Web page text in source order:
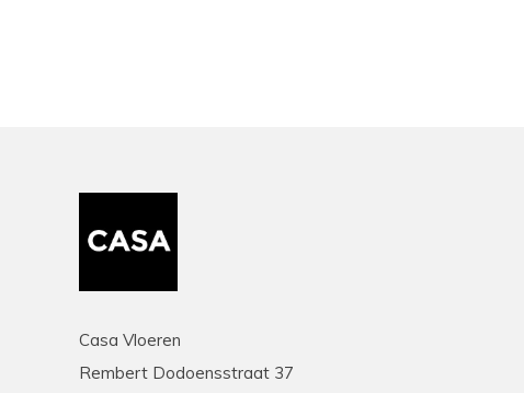
Casa Vloeren
Rembert Dodoensstraat 37